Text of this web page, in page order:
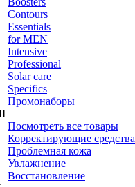
Contours
Essentials
for MEN
Intensive
Professional
Solar care
Specifics
Промонаборы
Посмотреть все товары
Корректирующие средства
Проблемная кожа
Увлажнение
Восстановление